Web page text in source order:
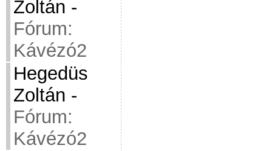
Zoltán -
Fórum:
Kávézó2
Hegedüs
Zoltán -
Fórum:
Kávézó2